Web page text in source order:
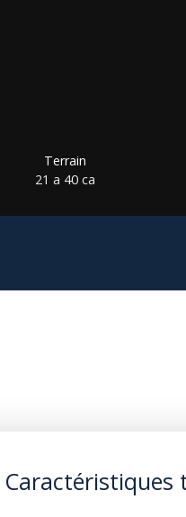
Terrain
21 a 40 ca
Caractéristiques